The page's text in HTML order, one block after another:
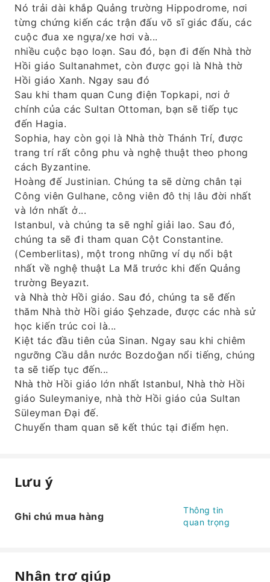
Nó trải dài khắp Quảng trường Hippodrome, nơi
từng chứng kiến ​​các trận đấu võ sĩ giác đấu, các
cuộc đua xe ngựa/xe hơi và...
nhiều cuộc bạo loạn. Sau đó, bạn đi đến Nhà thờ
Hồi giáo Sultanahmet, còn được gọi là Nhà thờ
Hồi giáo Xanh. Ngay sau đó
Sau khi tham quan Cung điện Topkapi, nơi ở
chính của các Sultan Ottoman, bạn sẽ tiếp tục
đến Hagia.
Sophia, hay còn gọi là Nhà thờ Thánh Trí, được
trang trí rất công phu và nghệ thuật theo phong
cách Byzantine.
Hoàng đế Justinian. Chúng ta sẽ dừng chân tại
Công viên Gulhane, công viên đô thị lâu đời nhất
và lớn nhất ở...
Istanbul, và chúng ta sẽ nghỉ giải lao. Sau đó,
chúng ta sẽ đi tham quan Cột Constantine.
(Cemberlitas), một trong những ví dụ nổi bật
nhất về nghệ thuật La Mã trước khi đến Quảng
trường Beyazıt.
và Nhà thờ Hồi giáo. Sau đó, chúng ta sẽ đến
thăm Nhà thờ Hồi giáo Şehzade, được các nhà sử
học kiến ​​trúc coi là...
Kiệt tác đầu tiên của Sinan. Ngay sau khi chiêm
ngưỡng Cầu dẫn nước Bozdoğan nổi tiếng, chúng
ta sẽ tiếp tục đến...
Nhà thờ Hồi giáo lớn nhất Istanbul, Nhà thờ Hồi
giáo Suleymaniye, nhà thờ Hồi giáo của Sultan
Süleyman Đại đế.
Chuyến tham quan sẽ kết thúc tại điểm hẹn.
Lưu ý
Ghi chú mua hàng
Thông tin
quan trọng
Nhận trợ giúp